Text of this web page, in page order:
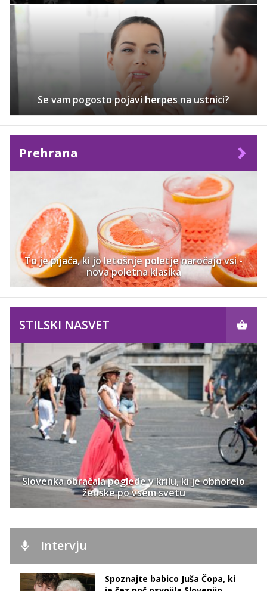
Se vam pogosto pojavi herpes na ustnici?
Prehrana
To je pijača, ki jo letošnje poletje naročajo vsi -
nova poletna klasika
STILSKI NASVET
Slovenka obračala poglede v krilu, ki je obnorelo
ženske po vsem svetu
Intervju
Spoznajte babico Juša Čopa, ki